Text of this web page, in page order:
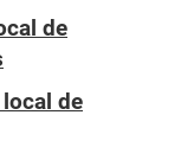
de
de